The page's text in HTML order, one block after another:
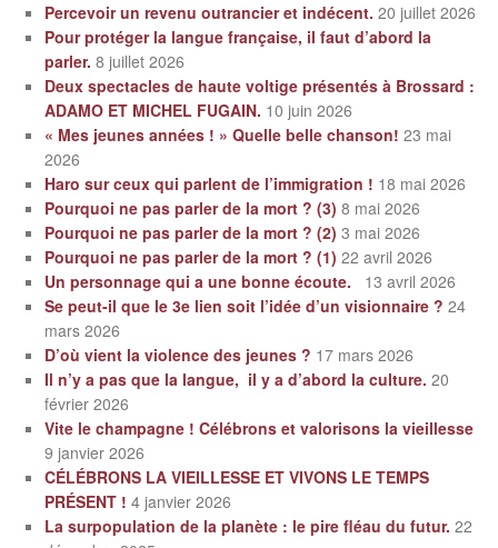
Percevoir un revenu outrancier et indécent. 20 juillet 2026
Pour protéger la langue française, il faut d’abord la
parler. 8 juillet 2026
Deux spectacles de haute voltige présentés à Brossard :
ADAMO ET MICHEL FUGAIN. 10 juin 2026
« Mes jeunes années ! » Quelle belle chanson! 23 mai
2026
Haro sur ceux qui parlent de l’immigration ! 18 mai 2026
Pourquoi ne pas parler de la mort ? (3) 8 mai 2026
Pourquoi ne pas parler de la mort ? (2) 3 mai 2026
Pourquoi ne pas parler de la mort ? (1) 22 avril 2026
Un personnage qui a une bonne écoute.
13 avril 2026
Se peut-il que le 3e lien soit l’idée d’un visionnaire ? 24
mars 2026
D’où vient la violence des jeunes ? 17 mars 2026
Il n’y a pas que la langue, il y a d’abord la culture. 20
février 2026
Vite le champagne ! Célébrons et valorisons la vieillesse
9 janvier 2026
CÉLÉBRONS LA VIEILLESSE ET VIVONS LE TEMPS
PRÉSENT ! 4 janvier 2026
La surpopulation de la planète : le pire fléau du futur. 22